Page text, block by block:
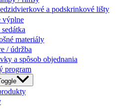
a podskrinkové lišty
výplne
materiály
/ údržba
a spôsob objednania
program